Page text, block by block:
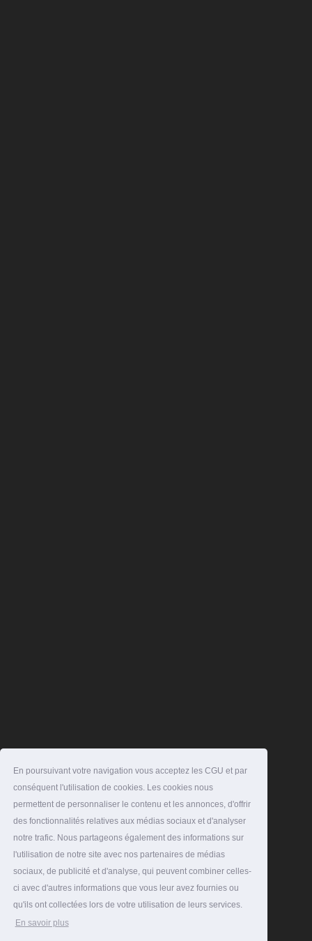
En poursuivant votre navigation vous acceptez les CGU et par
conséquent l'utilisation de cookies. Les cookies nous
permettent de personnaliser le contenu et les annonces, d'offrir
des fonctionnalités relatives aux médias sociaux et d'analyser
notre trafic. Nous partageons également des informations sur
l'utilisation de notre site avec nos partenaires de médias
sociaux, de publicité et d'analyse, qui peuvent combiner celles-
ci avec d'autres informations que vous leur avez fournies ou
qu'ils ont collectées lors de votre utilisation de leurs services.
En savoir plus